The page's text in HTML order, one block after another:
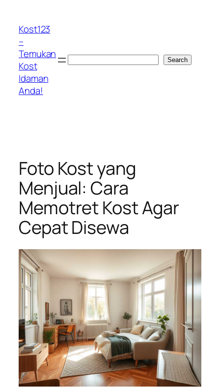
content
Kost123
–
Temukan
Kost
Idaman
Anda!
Search
Foto Kost yang
Menjual: Cara
Memotret Kost Agar
Cepat Disewa